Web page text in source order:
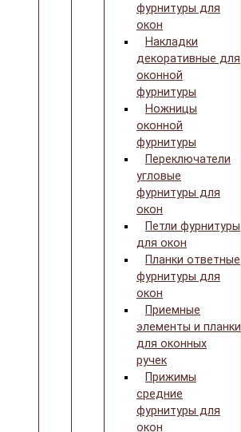
фурнитуры для
окон
Накладки
декоративные для
оконной
фурнитуры
Ножницы
оконной
фурнитуры
Переключатели
угловые
фурнитуры для
окон
Петли фурнитуры
для окон
Планки ответные
фурнитуры для
окон
Приемные
элементы и планки
для оконных
ручек
Прижимы
средние
фурнитуры для
окон